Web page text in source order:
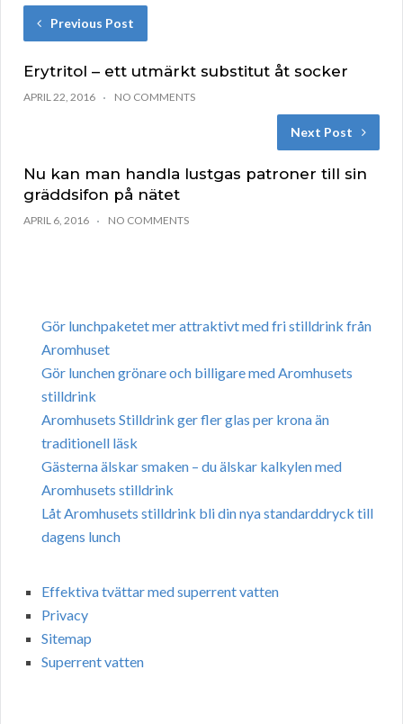
Previous Post
Erytritol – ett utmärkt substitut åt socker
APRIL 22, 2016 NO COMMENTS
Next Post
Nu kan man handla lustgas patroner till sin
gräddsifon på nätet
APRIL 6, 2016 NO COMMENTS
Gör lunchpaketet mer attraktivt med fri stilldrink från
Aromhuset
Gör lunchen grönare och billigare med Aromhusets
stilldrink
Aromhusets Stilldrink ger fler glas per krona än
traditionell läsk
Gästerna älskar smaken – du älskar kalkylen med
Aromhusets stilldrink
Låt Aromhusets stilldrink bli din nya standarddryck till
dagens lunch
Effektiva tvättar med superrent vatten
Privacy
Sitemap
Superrent vatten